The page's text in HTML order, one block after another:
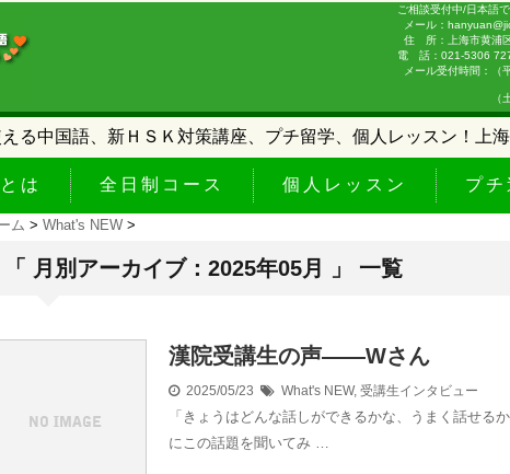
ご相談受付中/日本語で
メール：
住 所：上海市黄浦
電 話：021-5306
メール受付時間：（
（土日）
る中国語、新ＨＳＫ対策講座、プチ留学、個人レッスン！上
は 全日制コース 個人レッスン プチ
ム > What's NEW >
「 月別アーカイブ：2025年05月 」 一覧
漢院受講生の声——Wさん
2025/05/23 What's NEW, 受講生インタビュー
「きょうはどんな話しができるかな、うまく話せる
にこの話題を聞いてみ …